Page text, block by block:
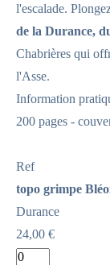
l'escalade.
de la Durance,
Chabrières qui
l'Asse.
Information
200 pages -
Ref
topo grimpe
Durance
24,00 €